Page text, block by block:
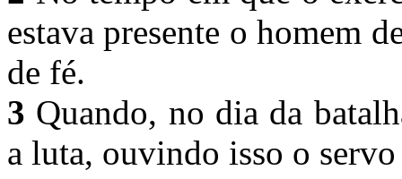
estava presente o homem
de fé.
3 Quando, no dia da
a luta, ouvindo isso o